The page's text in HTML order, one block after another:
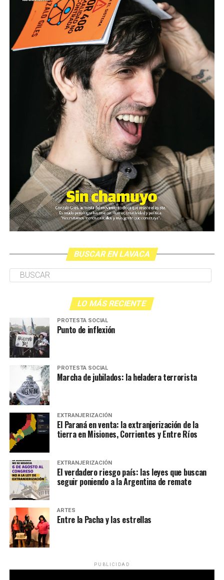
BUSCAR EN LAVACA
LO MÁS RECIENTE
PROTESTA SOCIAL
Punto de inflexión
PROTESTA SOCIAL
Marcha de jubilados: la heladera terrorista
EXTRANJERIZACIÓN
El Paraná en venta: la extranjerización de la
tierra en Misiones, Corrientes y Entre Ríos
EXTRANJERIZACIÓN
El verdadero riesgo país: las leyes que buscan
seguir poniendo a la Argentina de remate
ARTES
Entre la Pacha y las estrellas
PUBLICIDAD